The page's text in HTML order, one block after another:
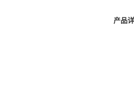
产品